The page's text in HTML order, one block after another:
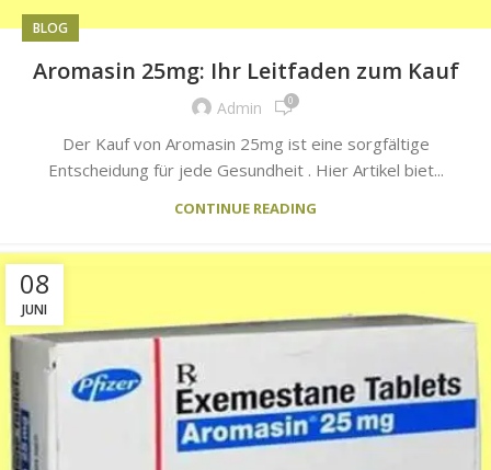
BLOG
Aromasin 25mg: Ihr Leitfaden zum Kauf
Admin 0
Der Kauf von Aromasin 25mg ist eine sorgfältige
Entscheidung für jede Gesundheit . Hier Artikel biet...
CONTINUE READING
08
JUNI